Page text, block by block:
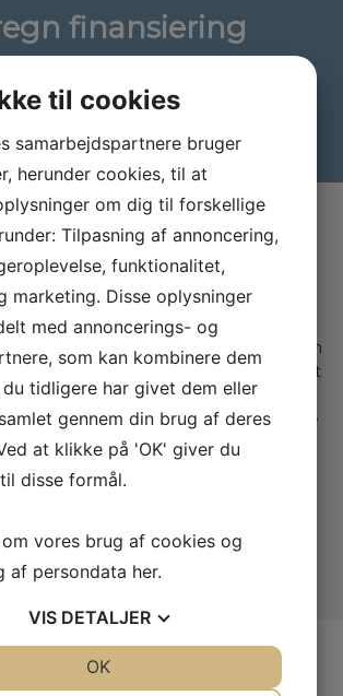
finansiering
på ladeløsninger
eller hybridbil, er det vigtigt med den
Der findes mange udbydere, og det
at finde rundt i – især som
Derfor hjælper vi dig med at vælge
til dine behov. Vi samarbejder
udbydere: Clever, OK og LOOAD.
til cookies
samarbejdspartnere bruger
herunder cookies, til at
om dig til forskellige
Tilpasning af annoncering,
funktionalitet,
marketing. Disse oplysninger
med annoncerings- og
som kan kombinere dem
tidligere har givet dem eller
gennem din brug af deres
at klikke på 'OK' giver du
disse formål.
vores brug af cookies og
af persondata her.
VIS DETALJER
OK